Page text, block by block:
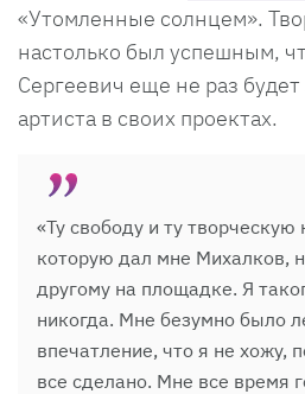
«Утомленные солнцем».
настолько был успешным,
Сергеевич еще не раз
артиста в своих проектах.
«Ту свободу и ту творческую
которую дал мне Михалков,
другому на площадке. Я
никогда. Мне безумно было
впечатление, что я не хожу,
все сделано. Мне все время